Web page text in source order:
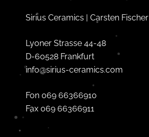
Sirius Ceramics | Carsten Fischer
Lyoner Strasse 44-48
D-60528 Frankfurt
info@sirius-ceramics.com
Fon 069 66366910
Fax 069 66366911